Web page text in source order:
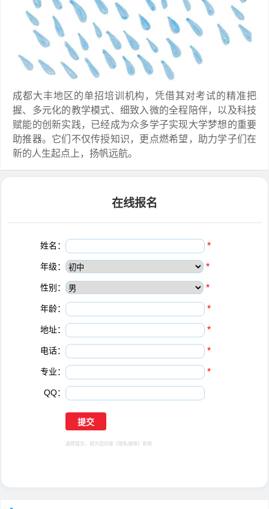
成都大丰地区的单招培训机构，凭借其对考试的精准把
握、多元化的教学模式、细致入微的全程陪伴，以及科技
赋能的创新实践，已经成为众多学子实现大学梦想的重要
助推器。它们不仅传授知识，更点燃希望，助力学子们在
新的人生起点上，扬帆远航。
在线报名
姓名： *
年级： *
性别： *
年龄： *
地址： *
电话： *
专业： *
QQ：
选择提交，视为您同意 《隐私保障》 条例